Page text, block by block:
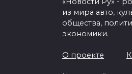
из мира авто,
общества,
экономики.
О проекте